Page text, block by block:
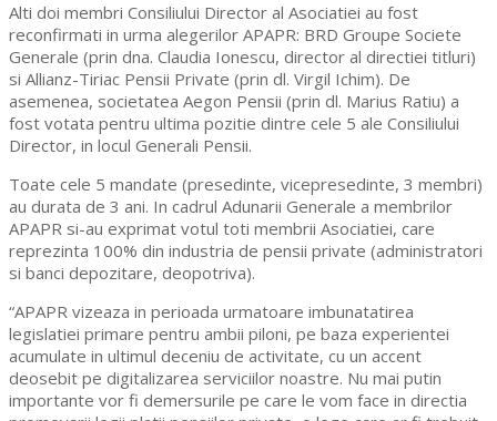
Alti doi membri Consiliului Director al Asociatiei au fost
reconfirmati in urma alegerilor APAPR: BRD Groupe Societe
Generale (prin dna. Claudia Ionescu, director al directiei titluri)
si Allianz-Tiriac Pensii Private (prin dl. Virgil Ichim). De
asemenea, societatea Aegon Pensii (prin dl. Marius Ratiu) a
fost votata pentru ultima pozitie dintre cele 5 ale Consiliului
Director, in locul Generali Pensii.
Toate cele 5 mandate (presedinte, vicepresedinte, 3 membri)
au durata de 3 ani. In cadrul Adunarii Generale a membrilor
APAPR si-au exprimat votul toti membrii Asociatiei, care
reprezinta 100% din industria de pensii private (administratori
si banci depozitare, deopotriva).
“APAPR vizeaza in perioada urmatoare imbunatatirea
legislatiei primare pentru ambii piloni, pe baza experientei
acumulate in ultimul deceniu de activitate, cu un accent
deosebit pe digitalizarea serviciilor noastre. Nu mai putin
importante vor fi demersurile pe care le vom face in directia